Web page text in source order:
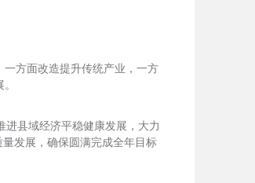
方面改造提升传统产业，一方
县域经济平稳健康发展，大力
发展，确保圆满完成全年目标